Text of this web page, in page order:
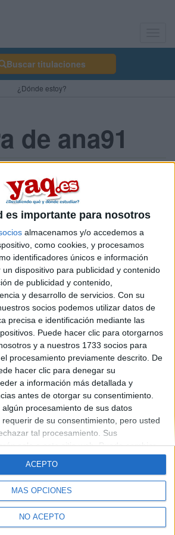
es importante para nosotros
almacenamos y/o accedemos a
como cookies, y procesamos
identificadores únicos e información
dispositivo para publicidad y contenido
de publicidad y contenido,
y desarrollo de servicios. Con su
socios podemos utilizar datos de
precisa e identificación mediante las
Puede hacer clic para otorgarnos
y a nuestros 1733 socios para
procesamiento previamente descrito. De
hacer clic para denegar su
a información más detallada y
antes de otorgar su consentimiento.
procesamiento de sus datos
de su consentimiento, pero usted
tal procesamiento. Sus
solo a este sitio web. Puede cambiar
su consentimiento en cualquier
este sitio y haciendo clic en el botón
inferior de la página web.
MÁS OPCIONES
NO ACEPTO
ACEPTO
Buscar titulaciones
¿Dónde estoy?
de ana91
para inef con
haciendo primero de bachillerato y
quiero hacer inef, este año estoy
y cicling. pero nose con cuanto
que preparase, ni como, alguien podria
garcias.
|Contactar|Anúnciate
privacidad|Condiciones generales
de cookies
S.L.- Diego de León 47 - 28006
- Tel. +34 91 593 2767